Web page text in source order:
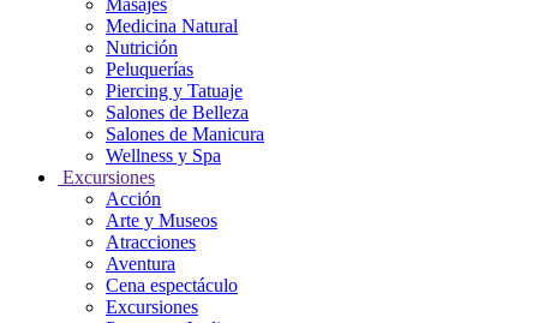
Masajes
Medicina Natural
Nutrición
Peluquerías
Piercing y Tatuaje
Salones de Belleza
Salones de Manicura
Wellness y Spa
Excursiones
Acción
Arte y Museos
Atracciones
Aventura
Cena espectáculo
Excursiones